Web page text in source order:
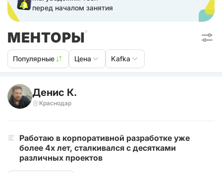
перед началом занятия
МЕНТОРЫ7
Популярные Цена Kafka
Денис К.
Краснодар
Работаю в корпоративной разработке уже
более 4х лет, сталкивался с десятками
различных проектов